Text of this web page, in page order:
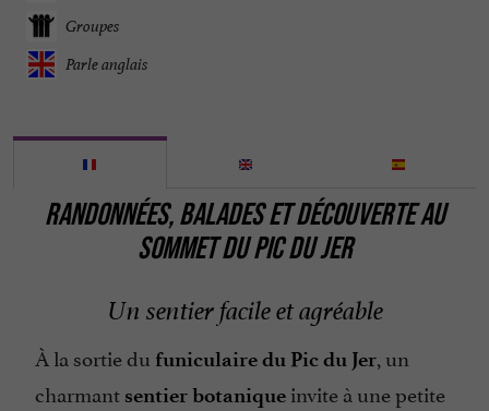
Groupes
Parle anglais
RANDONNÉES, BALADES ET DÉCOUVERTE AU
SOMMET DU PIC DU JER
Un sentier facile et agréable
À la sortie du funiculaire du Pic du Jer , un
charmant sentier botanique invite à une petite